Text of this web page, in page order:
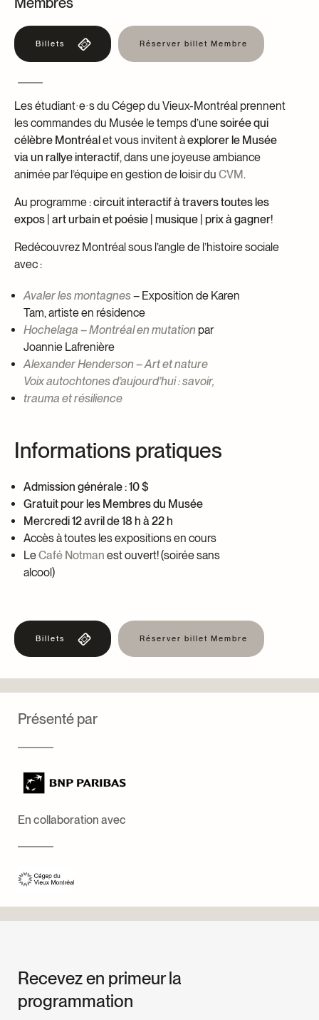
Dons et prêts d’objets
Façons de donner
Devenir bénévole
Jeune McCord philanthrope
Billets Réserver billet Membre
Les étudiant∙e∙s du Cégep du Vieux-Montréal prennent
les commandes du Musée le temps d’unesoirée qui
célèbre Montréalet vous invitent àexplorer le Musée
via un rallye interactif, dans une joyeuse ambiance
animée par l’équipe en gestion de loisir du CVM.
Au programme :circuit interactif à travers toutes les
expos | art urbain et poésie | musique | prix à gagner!
Redécouvrez Montréal sous l’angle de l’histoire sociale
avec :
Avaler les montagnes– Exposition de Karen
Tam, artiste en résidence
Hochelaga – Montréal en mutation par
Joannie Lafrenière
Alexander Henderson – Art et nature
Voix autochtones d’aujourd’hui : savoir,
trauma et résilience
Informations pratiques
Admission générale : 10 $
Gratuit pour les Membres du Musée
Mercredi 12 avril de 18 h à 22 h
Accès à toutes les expositions en cours
LeCafé Notman est ouvert! (soirée sans
alcool)
Billets Réserver billet Membre
Présenté par
En collaboration avec
Recevez en primeur la
programmation